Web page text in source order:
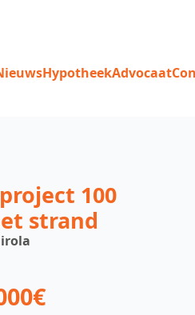
HypotheekAdvocaat
100
strand